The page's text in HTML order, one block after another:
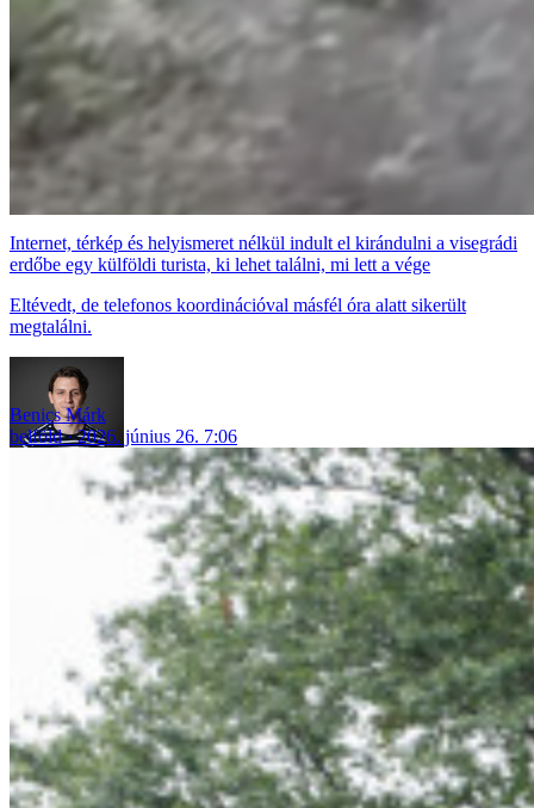
Internet, térkép és helyismeret nélkül indult el kirándulni a visegrádi
erdőbe egy külföldi turista, ki lehet találni, mi lett a vége
Eltévedt, de telefonos koordinációval másfél óra alatt sikerült
megtalálni.
Benics Márk
belföld
2026. június 26. 7:06